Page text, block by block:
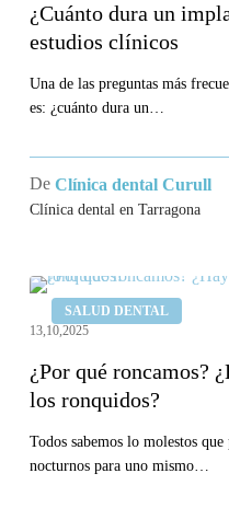
implante
dental?
Qué
dicen
estudios
clínicos
¿Cuánto dura un
estudios clínicos
Una de las preguntas más
es: ¿cuánto dura un…
De Clínica dental Curull
Clínica dental en Tarragona
SALUD DENTAL
¿Por
qué
¿Hay
alguna
solución
para
13,10,2025
¿Por qué roncamos?
los ronquidos?
Todos sabemos lo molestos
nocturnos para uno mismo…